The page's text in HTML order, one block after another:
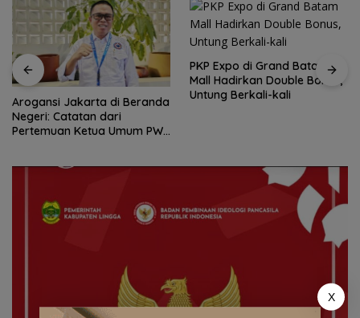
Arogansi Jakarta di Beranda
Negeri: Catatan dari
Pertemuan Ketua Umum PWI
PKP Expo di Grand Batam
Mall Hadirkan Double Bonus,
Untung Berkali-kali
X